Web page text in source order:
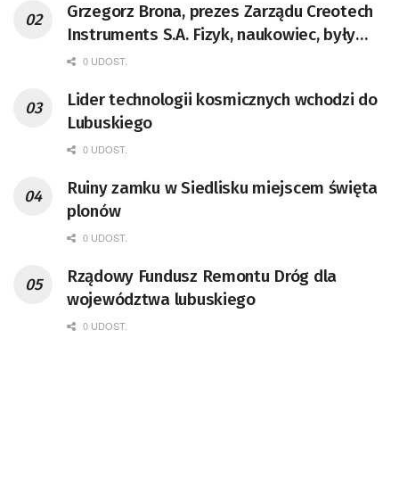
Grzegorz Brona, prezes Zarządu Creotech
Instruments S.A. Fizyk, naukowiec, były
pracownik CERN w Genewie,
doktor habilitowany nauk fizycznych,
koordynator Rady Sektorowej ds.
Kompetencji Przemysłu Lotniczo-
Badań Kosmicznych i Satelitarnych PAN.
0 UDOST.
Lider technologii kosmicznych wchodzi do
Lubuskiego
0 UDOST.
Ruiny zamku w Siedlisku miejscem święta
plonów
0 UDOST.
Rządowy Fundusz Remontu Dróg dla
województwa lubuskiego
0 UDOST.